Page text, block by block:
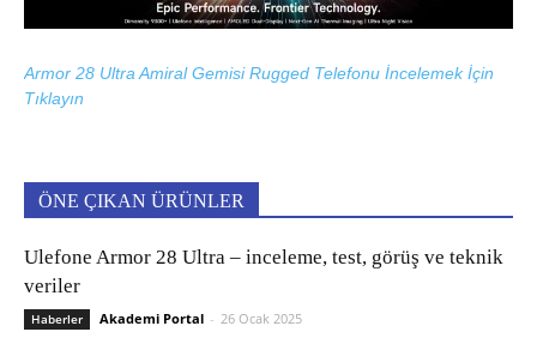
Armor 28 Ultra Amiral Gemisi Rugged Telefonu İncelemek İçin
Tıklayın
ÖNE ÇIKAN ÜRÜNLER
Ulefone Armor 28 Ultra – inceleme, test, görüş ve teknik
veriler
Haberler Akademi Portal - 26 Ocak 2025